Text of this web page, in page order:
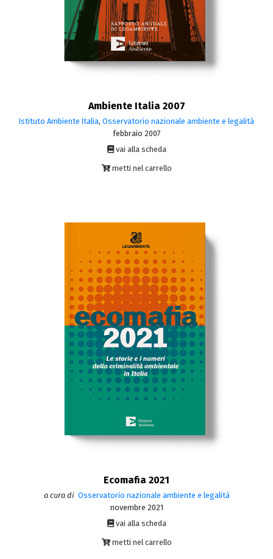
Ambiente Italia 2007
Istituto Ambiente Italia, Osservatorio nazionale ambiente e legalità
febbraio 2007
vai alla scheda
metti nel carrello
Ecomafia 2021
a cura di Osservatorio nazionale ambiente e legalità
novembre 2021
vai alla scheda
metti nel carrello